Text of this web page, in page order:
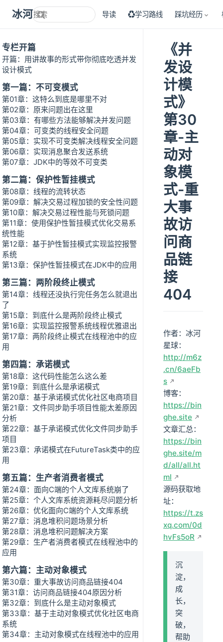
冰河技术 导读 ♻学习路线 踩坑经历
专栏开篇
开篇：用讲故事的形式带你彻底吃透并发
设计模式
第一篇：不可变模式
第01章：这特么到底是哪里不对
第02章：原来问题出在这里
第03章：有哪些方法能够解决并发问题
第04章：可变类的线程安全问题
第05章：实现不可变类解决线程安全问题
第06章：实现消息聚合发送系统
第07章：JDK中的等效不可变类
第二篇：保护性暂挂模式
第08章：线程的流转状态
第09章：解决交易过程加锁的安全性问题
第10章：解决交易过程性能与死锁问题
第11章：使用保护性暂挂模式优化交易系
统性能
第12章：基于护性暂挂模式实现监控报警
系统
第13章：保护性暂挂模式在JDK中的应用
第三篇：两阶段终止模式
第14章：线程还没执行完任务怎么就退出
了
第15章：到底什么是两阶段终止模式
第16章：实现监控报警系统线程优雅退出
第17章：两阶段终止模式在线程池中的应
用
第四篇：承诺模式
第18章：这代码性能怎么这么差
第19章：到底什么是承诺模式
第20章：基于承诺模式优化社区电商项目
第21章：文件同步助手项目性能太差原因
分析
第22章：基于承诺模式优化文件同步助手
项目
第23章：承诺模式在FutureTask类中的应
用
第五篇：生产者消费者模式
第24章：面向C端的个人文库系统崩了
第25章：个人文库系统资源耗尽问题分析
第26章：优化面向C端的个人文库系统
第27章：消息堆积问题场景分析
第28章：消息堆积问题解决方案
第29章：生产者消费者模式在线程池中的
应用
第六篇：主动对象模式
第30章：重大事故访问商品链接404
第31章：访问商品链接404原因分析
第32章：到底什么是主动对象模式
第33章：基于主动对象模式优化社区电商
系统
第34章：主动对象模式在线程池中的应用
《并
发设
计模
式》
第30
章-主
动对
象模
式-重
大事
故访
问商
品链
接
404
作者：冰河
星球：
http://m6z
.cn/6aeFb
s
博客：
https://bin
ghe.site
文章汇总：
https://bin
ghe.site/m
d/all/all.ht
ml
源码获取地
址：
https://t.zs
xq.com/0d
hvFs5oR
沉
淀，
成
长，
突
破，
帮助